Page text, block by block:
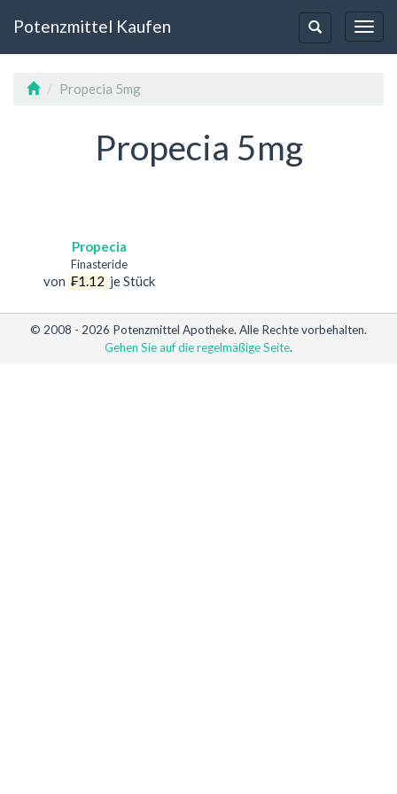
Toggle-
Navigation
Potenzmittel Kaufen
Propecia 5mg
Propecia 5mg
Propecia
Finasteride
von ₣1.12 je Stück
© 2008 - 2026 Potenzmittel Apotheke. Alle Rechte vorbehalten.
Gehen Sie auf die regelmäßige Seite.